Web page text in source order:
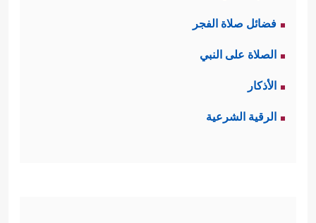
فضائل صلاة الفجر
الصلاة على النبي
الأذكار
الرقية الشرعية